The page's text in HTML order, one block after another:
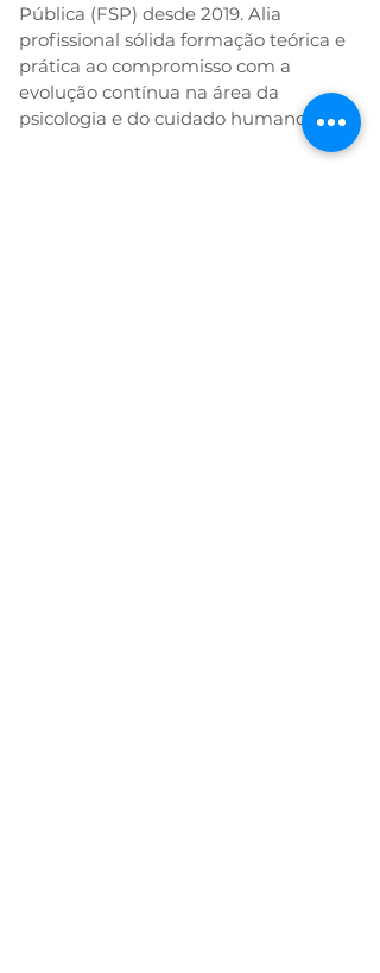
Pública (FSP) desde 2019. Alia
profissional sólida formação teórica e
prática ao compromisso com a
evolução contínua na área da
psicologia e do cuidado humano.